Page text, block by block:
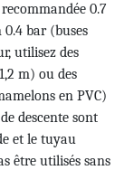
0.7
0.4 bar (buses
utilisez des
m) ou des
en PVC)
descente sont
et le tuyau
être utilisés sans